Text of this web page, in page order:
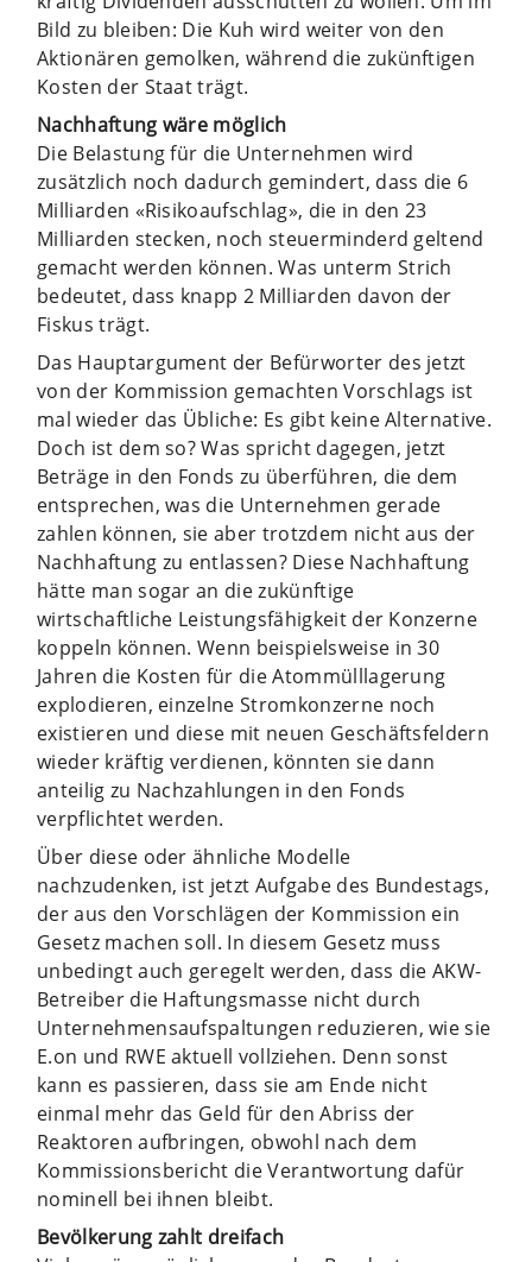
Bild zu bleiben: Die Kuh wird weiter von den
Aktionären gemolken, während die zukünftigen
Kosten der Staat trägt.
Nachhaftung wäre möglich
Die Belastung für die Unternehmen wird
zusätzlich noch dadurch gemindert, dass die 6
Milliarden «Risikoaufschlag», die in den 23
Milliarden stecken, noch steuerminderd geltend
gemacht werden können. Was unterm Strich
bedeutet, dass knapp 2 Milliarden davon der
Fiskus trägt.
Das Hauptargument der Befürworter des jetzt
von der Kommission gemachten Vorschlags ist
mal wieder das Übliche: Es gibt keine Alternative.
Doch ist dem so? Was spricht dagegen, jetzt
Beträge in den Fonds zu überführen, die dem
entsprechen, was die Unternehmen gerade
zahlen können, sie aber trotzdem nicht aus der
Nachhaftung zu entlassen? Diese Nachhaftung
hätte man sogar an die zukünftige
wirtschaftliche Leistungsfähigkeit der Konzerne
koppeln können. Wenn beispielsweise in 30
Jahren die Kosten für die Atommülllagerung
explodieren, einzelne Stromkonzerne noch
existieren und diese mit neuen Geschäftsfeldern
wieder kräftig verdienen, könnten sie dann
anteilig zu Nachzahlungen in den Fonds
verpflichtet werden.
Über diese oder ähnliche Modelle
nachzudenken, ist jetzt Aufgabe des Bundestags,
der aus den Vorschlägen der Kommission ein
Gesetz machen soll. In diesem Gesetz muss
unbedingt auch geregelt werden, dass die AKW-
Betreiber die Haftungsmasse nicht durch
Unternehmensaufspaltungen reduzieren, wie sie
E.on und RWE aktuell vollziehen. Denn sonst
kann es passieren, dass sie am Ende nicht
einmal mehr das Geld für den Abriss der
Reaktoren aufbringen, obwohl nach dem
Kommissionsbericht die Verantwortung dafür
nominell bei ihnen bleibt.
Bevölkerung zahlt dreifach